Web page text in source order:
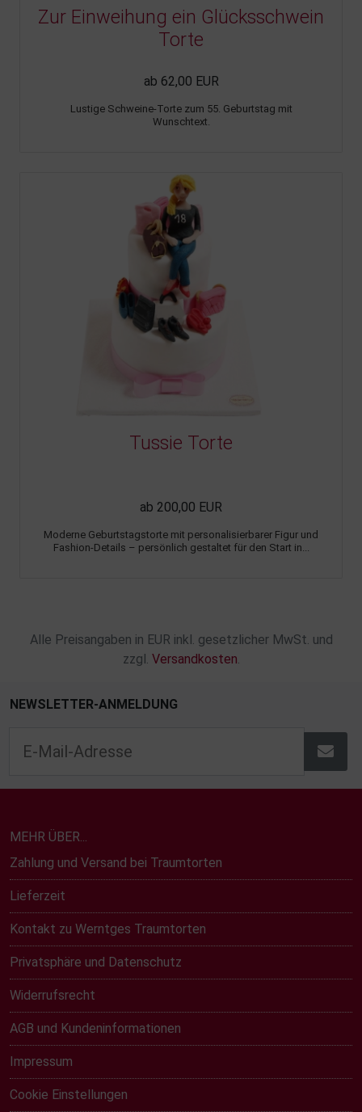
Zur Einweihung ein Glücksschwein
Torte
ab 62,00 EUR
Lustige Schweine-Torte zum 55. Geburtstag mit
Wunschtext.
Tussie Torte
ab 200,00 EUR
Moderne Geburtstagstorte mit personalisierbarer Figur und
Fashion-Details – persönlich gestaltet für den Start in...
Alle Preisangaben in EUR inkl. gesetzlicher MwSt. und
zzgl. Versandkosten
NEWSLETTER-ANMELDUNG
MEHR ÜBER...
Zahlung und Versand bei Traumtorten
Lieferzeit
Kontakt zu Werntges Traumtorten
Privatsphäre und Datenschutz
Widerrufsrecht
AGB und Kundeninformationen
Impressum
Cookie Einstellungen